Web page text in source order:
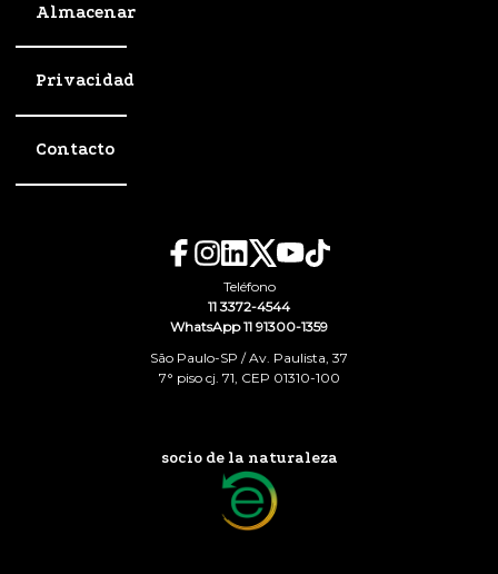
Almacenar
Privacidad
Contacto
Teléfono
11 3372-4544
WhatsApp 11 91300-1359
São Paulo-SP / Av. Paulista, 37
7° piso cj. 71, CEP 01310-100
socio de la naturaleza